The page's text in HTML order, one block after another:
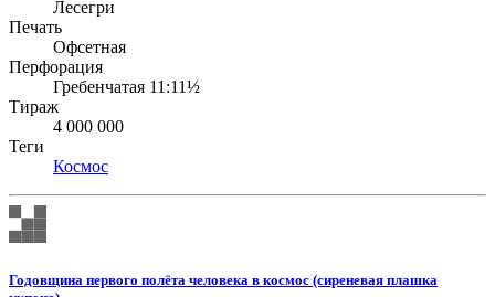
Лесегри
Печать
Офсетная
Перфорация
Гребенчатая 11:11½
Тираж
4 000 000
Теги
Космос
Годовщина первого полёта человека в космос (сиреневая плашка